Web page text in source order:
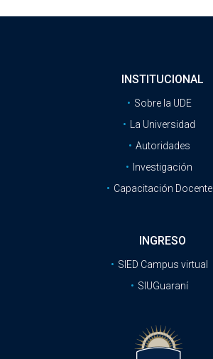
INSTITUCIONAL
Sobre la UDE
La Universidad
Autoridades
Investigación
Capacitación Docente
INGRESO
SIED Campus virtual
SIUGuaraní